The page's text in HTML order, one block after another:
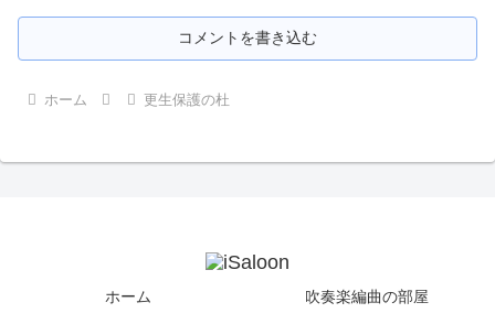
コメントを書き込む
ホーム 更生保護の杜
ホーム
吹奏楽編曲の部屋